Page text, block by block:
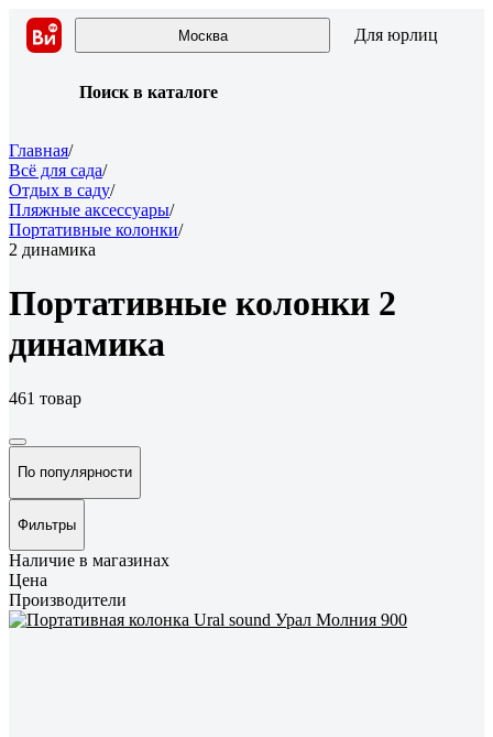
Москва Для юрлиц
Поиск в каталоге
Главная/
Всё для сада/
Отдых в саду/
Пляжные аксессуары/
Портативные колонки/
2 динамика
Портативные колонки 2
динамика
461 товар
По популярности
Фильтры
Наличие в магазинах
Цена
Производители